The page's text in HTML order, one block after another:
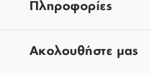
Πληροφορίες
Aκολουθήστε μας